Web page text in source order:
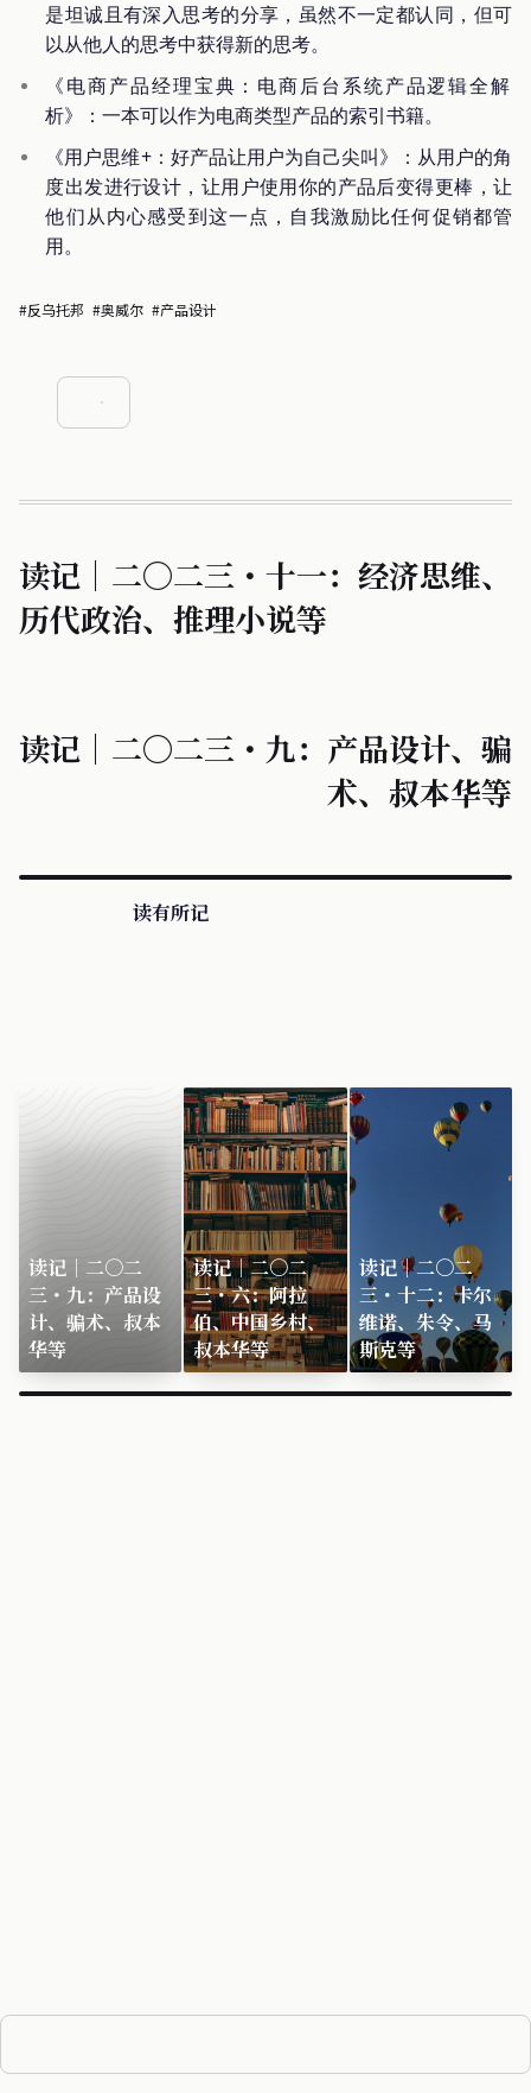
是坦诚且有深入思考的分享，虽然不一定都认同，但可
以从他人的思考中获得新的思考。
《电商产品经理宝典：电商后台系统产品逻辑全解
析》：一本可以作为电商类型产品的索引书籍。
《用户思维+：好产品让用户为自己尖叫》：从用户的角
度出发进行设计，让用户使用你的产品后变得更棒，让
他们从内心感受到这一点，自我激励比任何促销都管
用。
#反乌托邦 #奥威尔 #产品设计
读记｜二〇二三・十一：经济思维、
历代政治、推理小说等
读记｜二〇二三・九：产品设计、骗
术、叔本华等
读有所记
读记｜二〇二
三・九：产品设
计、骗术、叔本
华等
读记｜二〇二
三・六：阿拉
伯、中国乡村、
叔本华等
读记｜二〇二
三・十二：卡尔
维诺、朱令、马
斯克等